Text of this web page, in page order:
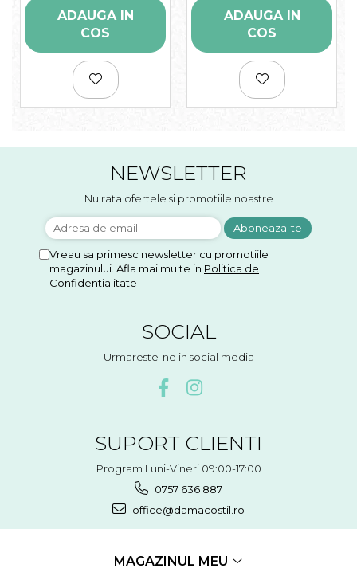
ADAUGA IN
COS
ADAUGA IN
COS
NEWSLETTER
Nu rata ofertele si promotiile noastre
Vreau sa primesc newsletter cu promotiile
magazinului. Afla mai multe in Politica de
Confidentialitate
SOCIAL
Urmareste-ne in social media
SUPORT CLIENTI
Program Luni-Vineri 09:00-17:00
0757 636 887
office@damacostil.ro
MAGAZINUL MEU